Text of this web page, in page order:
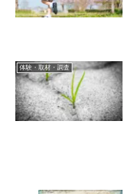
体験・取材・調査